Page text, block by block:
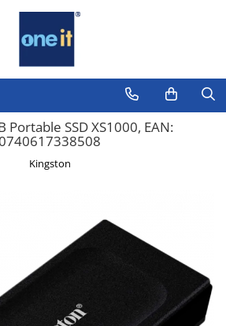
Portable SSD XS1000, EAN:
Kingston